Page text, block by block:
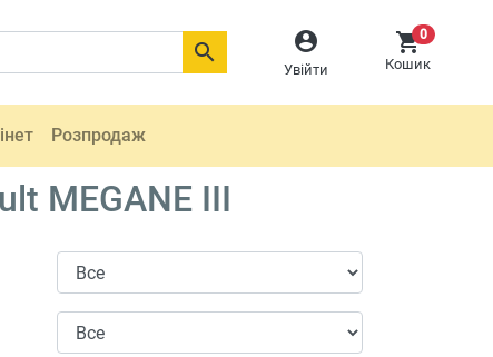

Увійти
0
Кошик

Розпродаж
MEGANE III